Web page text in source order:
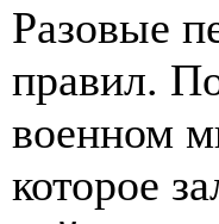
Разовые
правил.
военном
которое